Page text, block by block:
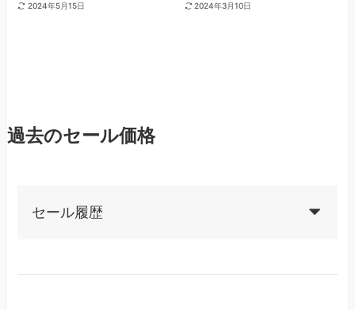
2024年5月15日 2024年3月10日
過去のセール価格
セール履歴